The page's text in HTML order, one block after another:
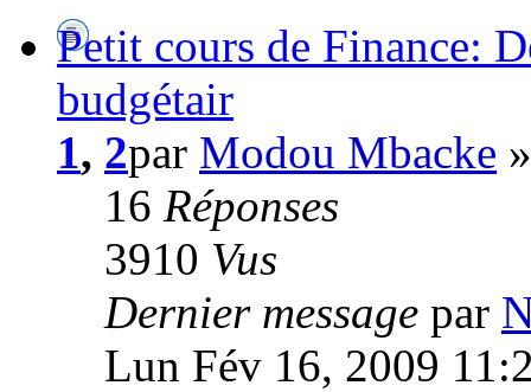
Petit cours de Finance:
budgétair
1, 2par Modou Mbacke
16 Réponses
3910 Vus
Dernier message par
Lun Fév 16, 2009